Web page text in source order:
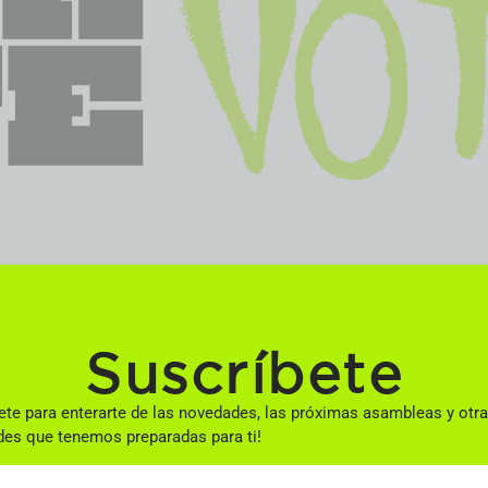
Suscríbete
para enterarte de las novedades, las próximas asambleas y
que tenemos preparadas para ti!